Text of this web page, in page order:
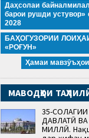
Даҳсолаи
барои рушди устувор»
2028
БАҲОГУЗОРИИ
«РОҒУН»
Ҳамаи
МАВОДҲОИ
35-
ДАВЛАТӢ
МИЛЛӢ.